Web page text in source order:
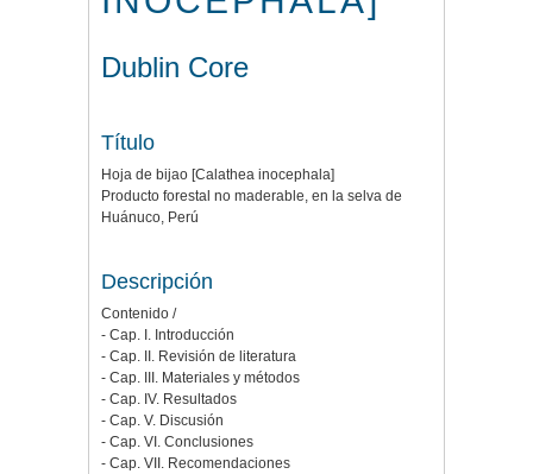
Dublin Core
Título
Hoja de bijao [Calathea inocephala]
Producto forestal no maderable, en la selva de
Huánuco, Perú
Descripción
Contenido /
- Cap. I. Introducción
- Cap. II. Revisión de literatura
- Cap. III. Materiales y métodos
- Cap. IV. Resultados
- Cap. V. Discusión
- Cap. VI. Conclusiones
- Cap. VII. Recomendaciones